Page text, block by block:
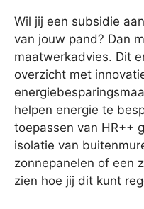
Wil jij een subsidie
van jouw pand? Dan
maatwerkadvies. Dit
overzicht met
helpen energie te
toepassen van HR++
isolatie van
zonnepanelen of een
zien hoe jij dit kunt